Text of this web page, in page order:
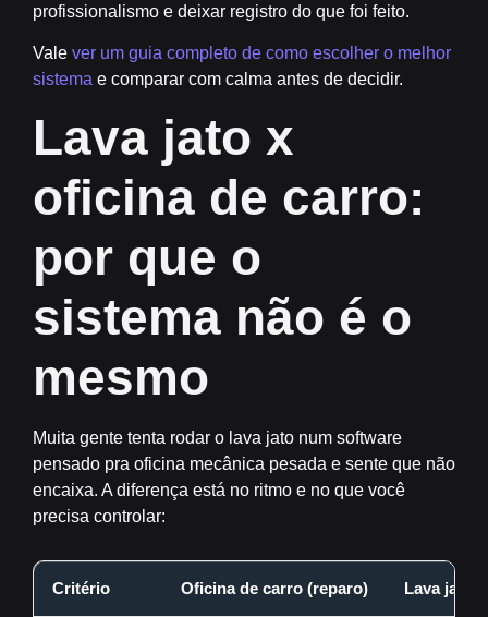
profissionalismo e deixar registro do que foi feito.
Vale ver um guia completo de como escolher o melhor
sistema e comparar com calma antes de decidir.
Lava jato x
oficina de carro:
por que o
sistema não é o
mesmo
Muita gente tenta rodar o lava jato num software
pensado pra oficina mecânica pesada e sente que não
encaixa. A diferença está no ritmo e no que você
precisa controlar:
Critério Oficina de carro (reparo) Lava jato